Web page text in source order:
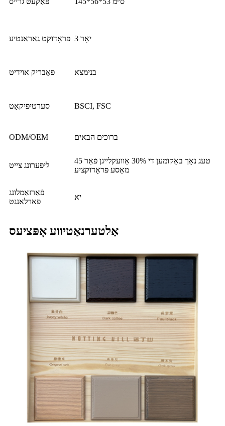
פּראָדוקט גאַראַנטיע 3 יאָר
פאַבריק אוידיט בנימצא
סערטיפיקאַט BSCI, FSC
ODM/OEM ברוכים הבאים
ליפערונג צייט
45 טעג נאָך באַקומען די 30% אַוועקלייגן פֿאַר
מאַסע פּראָדוקציע
פֿאַרזאַמלונג
פארלאנגט
יא
אַלטערנאַטיווע אָפּציעס